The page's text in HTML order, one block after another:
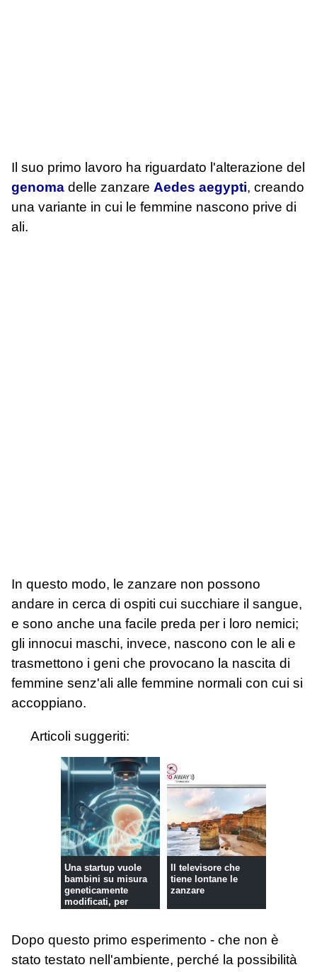
Il suo primo lavoro ha riguardato l'alterazione del
genoma delle zanzare Aedes aegypti, creando
una variante in cui le femmine nascono prive di
ali.
In questo modo, le zanzare non possono
andare in cerca di ospiti cui succhiare il sangue,
e sono anche una facile preda per i loro nemici;
gli innocui maschi, invece, nascono con le ali e
trasmettono i geni che provocano la nascita di
femmine senz'ali alle femmine normali con cui si
accoppiano.
Articoli suggeriti:
Una startup vuole
bambini su misura
geneticamente
modificati, per
Il televisore che
tiene lontane le
zanzare
Dopo questo primo esperimento - che non è
stato testato nell'ambiente, perché la possibilità